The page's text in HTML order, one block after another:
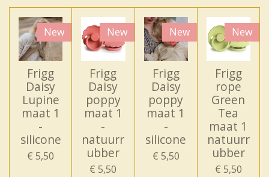
New
Frigg
Daisy
Lupine
maat 1
-
silicone
€ 5,50
New
Frigg
Daisy
poppy
maat 1
-
natuurr
ubber
€ 5,50
New
Frigg
Daisy
poppy
maat 1
-
silicone
€ 5,50
New
Frigg
rope
Green
Tea
maat 1
natuurr
ubber
€ 5,50